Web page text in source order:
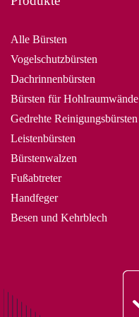
Alle Bürsten
Vogelschutzbürsten
Dachrinnenbürsten
Bürsten für Hohlraumwände
Gedrehte Reinigungsbürsten
Leistenbürsten
Bürstenwalzen
Fußabtreter
Handfeger
Besen und Kehrblech